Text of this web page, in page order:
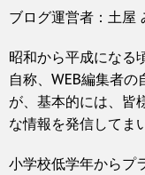
ブログ運営者：土屋
昭和から平成になる
自称、WEB編集者
が、基本的には、皆
な情報を発信してま
小学校低学年からプ